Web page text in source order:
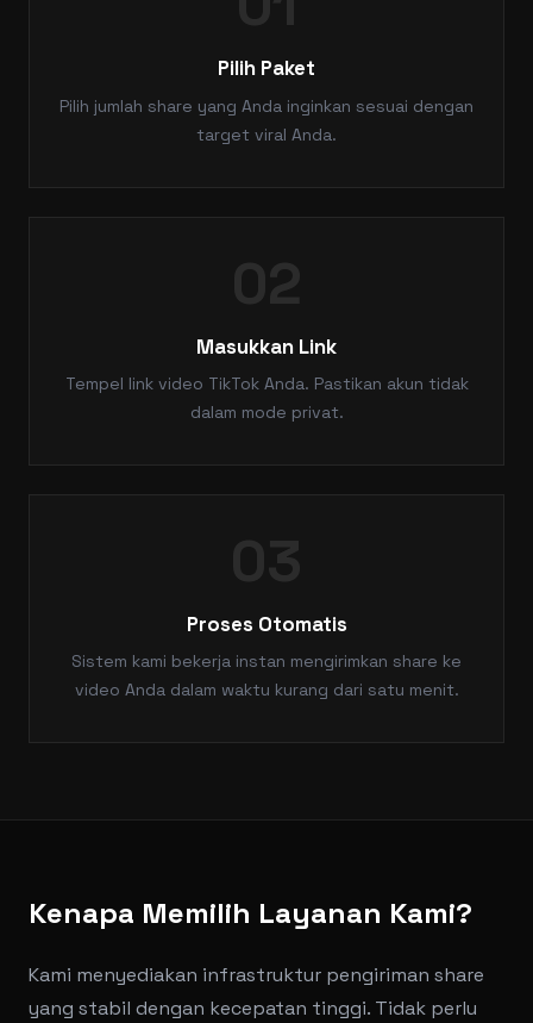
Pilih Paket
Pilih jumlah share yang Anda inginkan sesuai dengan
target viral Anda.
Masukkan Link
Tempel link video TikTok Anda. Pastikan akun tidak
dalam mode privat.
Proses Otomatis
Sistem kami bekerja instan mengirimkan share ke
video Anda dalam waktu kurang dari satu menit.
Kenapa Memilih Layanan Kami?
Kami menyediakan infrastruktur pengiriman share
yang stabil dengan kecepatan tinggi. Tidak perlu